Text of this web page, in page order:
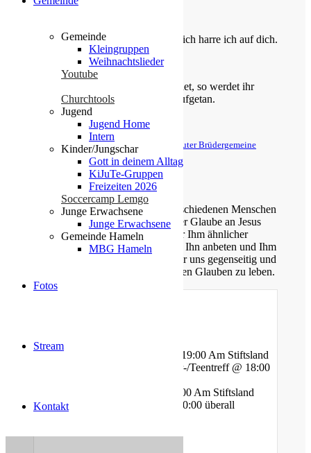
Gemeinde
Kleingruppen
Weihnachtslieder
Youtube
Churchtools
Jugend
Jugend Home
Intern
Kinder/Jungschar
Gott in deinem Alltag
KiJuTe-Gruppen
Freizeiten 2026
Soccercamp Lemgo
Junge Erwachsene
Junge Erwachsene
Gemeinde Hameln
MBG Hameln
Fotos
Stream
Kontakt
Du bist der Gott, der mir hilft; täglich harre ich auf dich.
Psalm 25,5
Bittet, so wird euch gegeben; suchet, so werdet ihr
finden; klopfet an, so wird euch aufgetan.
Matthäus 7,7
© Evangelische Brüder-Unität – Herrnhuter Brüdergemeine
Weitere Informationen finden Sie hier
Unsere Gemeinde besteht aus verschiedenen Menschen
jeden Alters, die eins verbindet: der Glaube an Jesus
Christus. Gemeinsam möchten wir Ihm ähnlicher
werden, Sein Wort kennen lernen, Ihn anbeten und Ihm
nachfolgen. Dabei unterstützen wir uns gegenseitig und
ermutigen uns auch im Alltag diesen Glauben zu leben.
Mittwoch - Bibelstunde @ 19:00 Am Stiftsland
Freitag - Gebet und Kinder-/Teentreff @ 18:00
Freitag - Jugendtreff @ 20:00 Am Stiftsland
Sonntag - Gottesdienst @ 10:00 überall